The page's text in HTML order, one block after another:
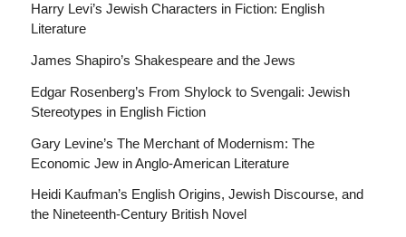
Harry Levi’s Jewish Characters in Fiction: English
Literature
James Shapiro’s Shakespeare and the Jews
Edgar Rosenberg’s From Shylock to Svengali: Jewish
Stereotypes in English Fiction
Gary Levine’s The Merchant of Modernism: The
Economic Jew in Anglo-American Literature
Heidi Kaufman’s English Origins, Jewish Discourse, and
the Nineteenth-Century British Novel